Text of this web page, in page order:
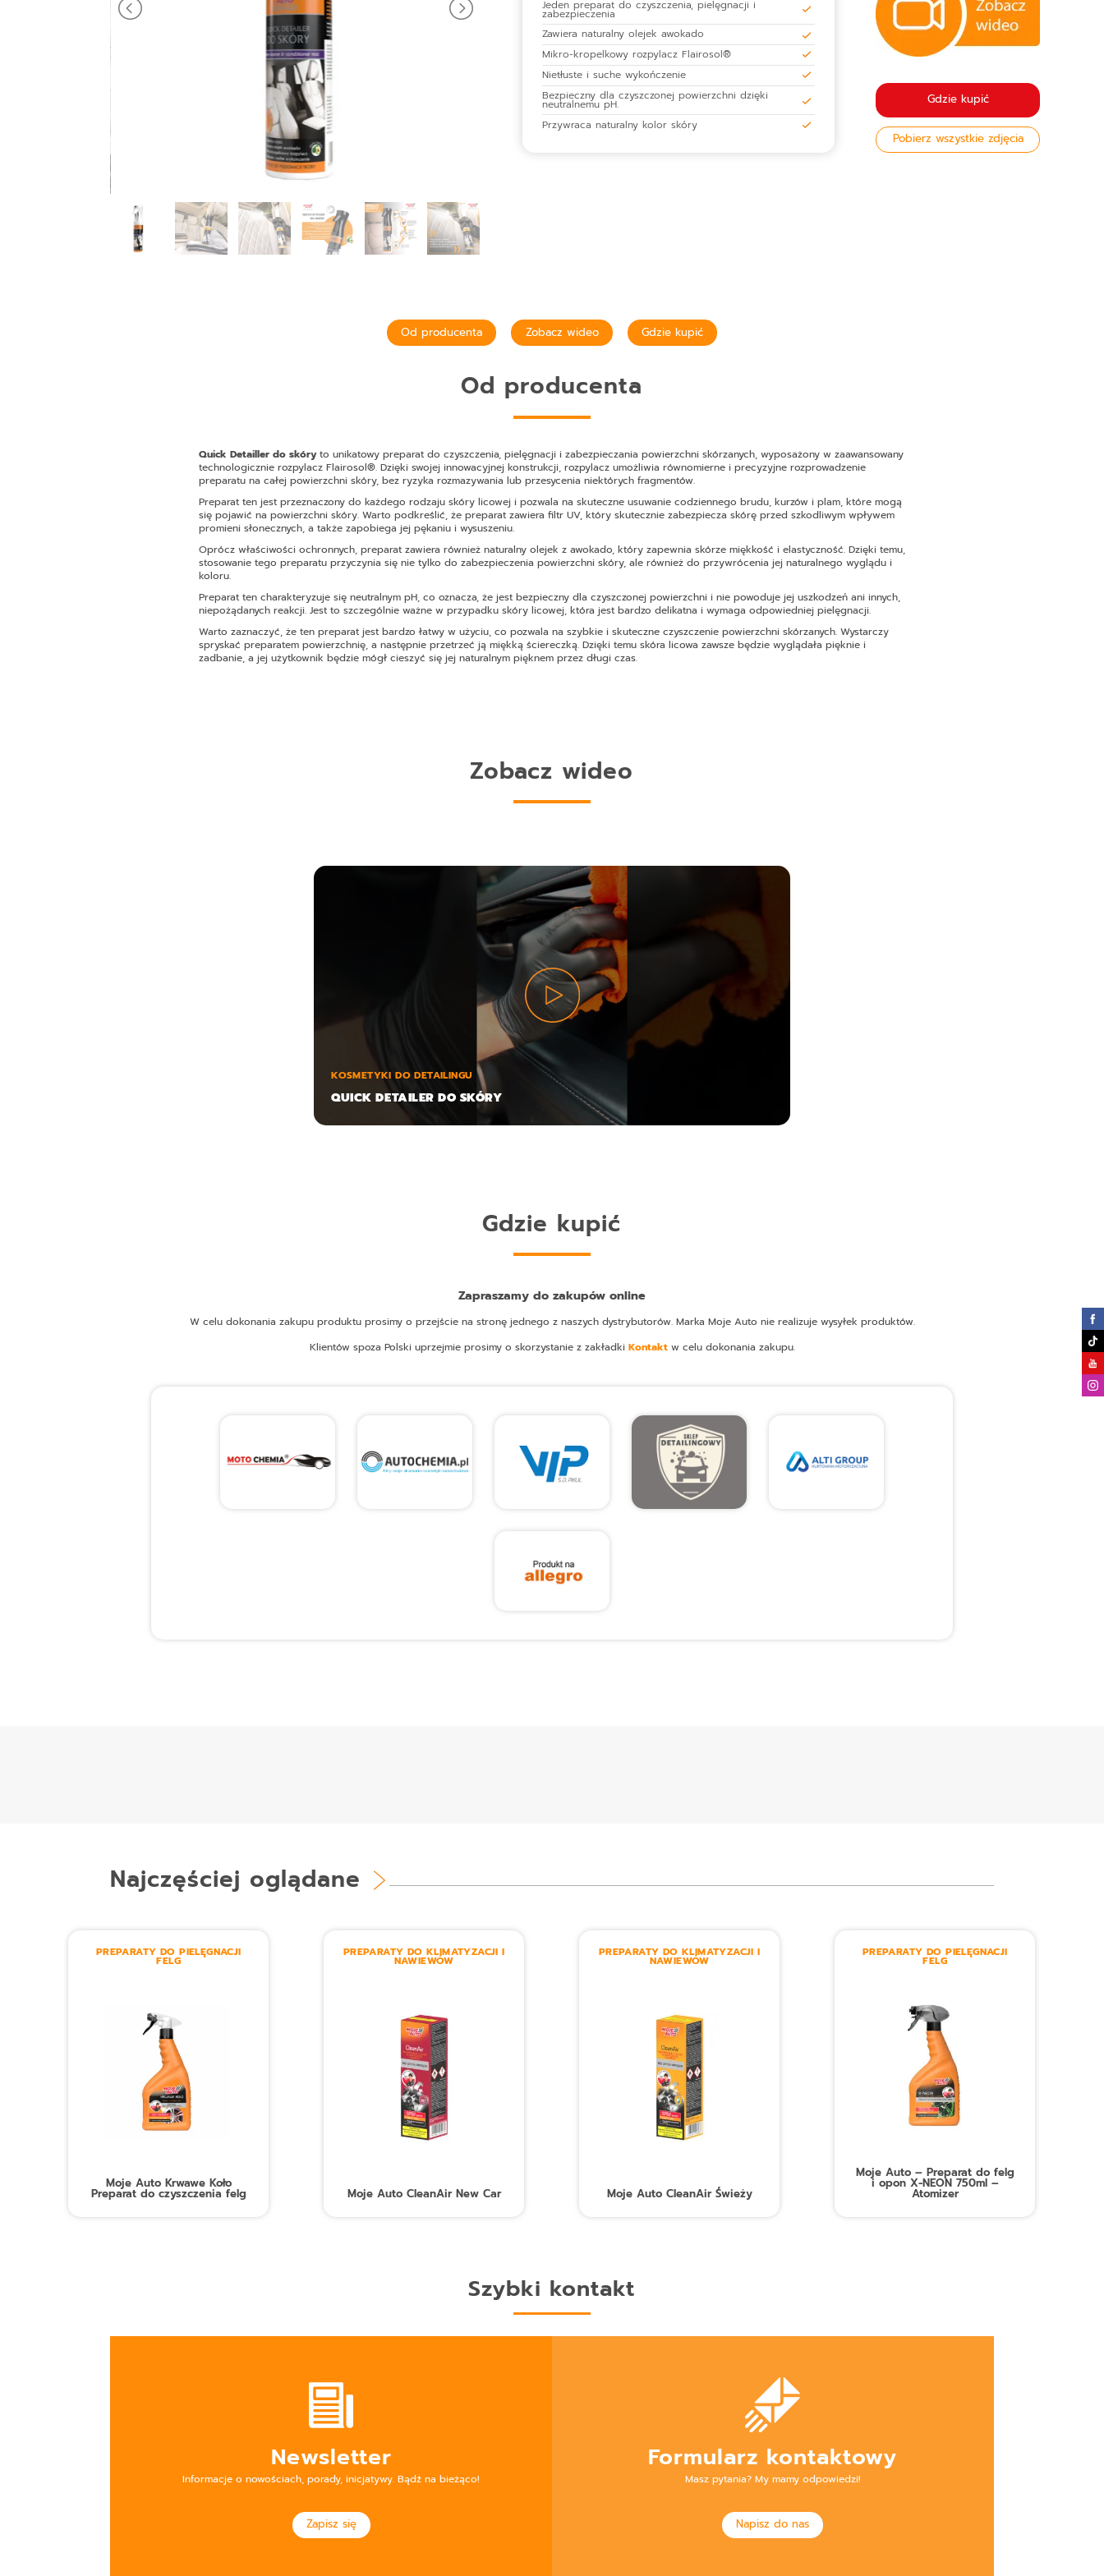
Jeden preparat do czyszczenia, pielęgnacji i
zabezpieczenia
Zawiera naturalny olejek awokado
Mikro-kropelkowy rozpylacz Flairosol®
Nietłuste i suche wykończenie
Bezpieczny dla czyszczonej powierzchni dzięki
neutralnemu pH.
Przywraca naturalny kolor skóry
Gdzie kupić
Pobierz wszystkie zdjęcia
Od producenta Zobacz wideo Gdzie kupić
Od producenta
Quick Detailler do skóryto unikatowy preparat do czyszczenia, pielęgnacji i zabezpieczania powierzchni skórzanych, wyposażony w zaawansowany
technologicznie rozpylacz Flairosol®. Dzięki swojej innowacyjnej konstrukcji, rozpylacz umożliwia równomierne i precyzyjne rozprowadzenie
preparatu na całej powierzchni skóry, bez ryzyka rozmazywania lub przesycenia niektórych fragmentów.
Preparat ten jest przeznaczony do każdego rodzaju skóry licowej i pozwala na skuteczne usuwanie codziennego brudu, kurzów i plam, które mogą
się pojawić na powierzchni skóry. Warto podkreślić, że preparat zawiera filtr UV, który skutecznie zabezpiecza skórę przed szkodliwym wpływem
promieni słonecznych, a także zapobiega jej pękaniu i wysuszeniu.
Oprócz właściwości ochronnych, preparat zawiera również naturalny olejek z awokado, który zapewnia skórze miękkość i elastyczność. Dzięki temu,
stosowanie tego preparatu przyczynia się nie tylko do zabezpieczenia powierzchni skóry, ale również do przywrócenia jej naturalnego wyglądu i
koloru.
Preparat ten charakteryzuje się neutralnym pH, co oznacza, że jest bezpieczny dla czyszczonej powierzchni i nie powoduje jej uszkodzeń ani innych,
niepożądanych reakcji. Jest to szczególnie ważne w przypadku skóry licowej, która jest bardzo delikatna i wymaga odpowiedniej pielęgnacji.
Warto zaznaczyć, że ten preparat jest bardzo łatwy w użyciu, co pozwala na szybkie i skuteczne czyszczenie powierzchni skórzanych. Wystarczy
spryskać preparatem powierzchnię, a następnie przetrzeć ją miękką ściereczką. Dzięki temu skóra licowa zawsze będzie wyglądała pięknie i
zadbanie, a jej użytkownik będzie mógł cieszyć się jej naturalnym pięknem przez długi czas.
Zobacz wideo
KOSMETYKI DO DETAILINGU
QUICK DETAILER DO SKÓRY
Gdzie kupić
Zapraszamy do zakupów online
W celu dokonania zakupu produktu prosimy o przejście na stronę jednego z naszych dystrybutorów. Marka Moje Auto nie realizuje wysyłek produktów.
Klientów spoza Polski uprzejmie prosimy o skorzystanie z zakładki Kontaktw celu dokonania zakupu.
Najczęściej oglądane
PREPARATY DO PIELĘGNACJI
FELG
Moje Auto Krwawe Koło
Preparat do czyszczenia felg
PREPARATY DO KLIMATYZACJI I
NAWIEWÓW
Moje Auto CleanAir New Car
PREPARATY DO KLIMATYZACJI I
NAWIEWÓW
Moje Auto CleanAir Świeży
PREPARATY DO PIELĘGNACJI
FELG
Moje Auto – Preparat do felg
i opon X-NEON 750ml –
Atomizer
Szybki kontakt
Newsletter
Informacje o nowościach, porady, inicjatywy. Bądź na bieżąco!
Zapisz się
Formularz kontaktowy
Masz pytania? My mamy odpowiedzi!
Napisz do nas